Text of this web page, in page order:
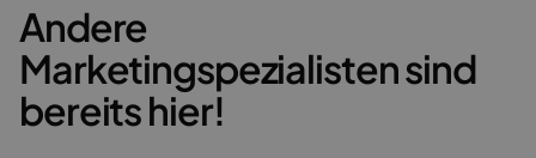
Andere
Marketingspezialisten sind
bereits hier!